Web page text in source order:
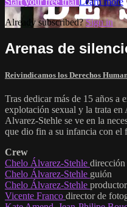
Already subscribed?Sign in
Arenas de
Reivindicamos los Derechos
Tras dedicar más de 15 años a
explotación sexual y la trata
Alvarez-Stehle se ve en la
que dio fin a su infancia con el
Crew
Chelo Álvarez-Stehle dirección
Chelo Álvarez-Stehle guión
Chelo Álvarez-Stehle productor
Vicente Franco director de